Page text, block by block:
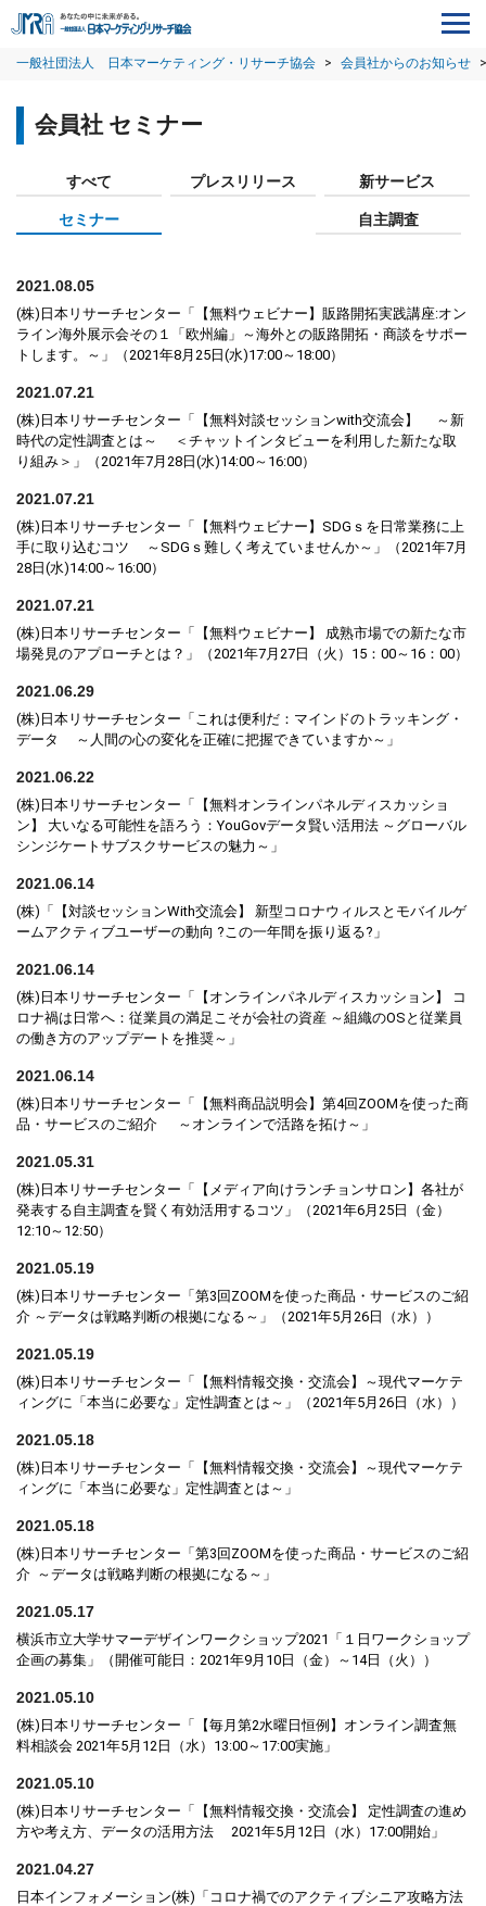
一般社団法人 日本マーケティング・リサーチ協会 > 会員社からのお知らせ >
会員社 セミナー
すべて プレスリリース 新サービス
セミナー 自主調査
2021.08.05
(株)日本リサーチセンター「【無料ウェビナー】販路開拓実践講座:オン
ライン海外展示会その１「欧州編」～海外との販路開拓・商談をサポー
トします。～」（2021年8月25日(水)17:00～18:00）
2021.07.21
(株)日本リサーチセンター「【無料対談セッションwith交流会】 ～新
時代の定性調査とは～ ＜チャットインタビューを利用した新たな取
り組み＞」（2021年7月28日(水)14:00～16:00）
2021.07.21
(株)日本リサーチセンター「【無料ウェビナー】SDGｓを日常業務に上
手に取り込むコツ ～SDGｓ難しく考えていませんか～」（2021年7月
28日(水)14:00～16:00）
2021.07.21
(株)日本リサーチセンター「【無料ウェビナー】 成熟市場での新たな市
場発見のアプローチとは？」（2021年7月27日（火）15：00～16：00）
2021.06.29
(株)日本リサーチセンター「これは便利だ：マインドのトラッキング・
データ ～人間の心の変化を正確に把握できていますか～」
2021.06.22
(株)日本リサーチセンター「【無料オンラインパネルディスカッショ
ン】 大いなる可能性を語ろう：YouGovデータ賢い活用法 ～グローバル
シンジケートサブスクサービスの魅力～」
2021.06.14
(株)「【対談セッションWith交流会】 新型コロナウィルスとモバイルゲ
ームアクティブユーザーの動向 ?この一年間を振り返る?」
2021.06.14
(株)日本リサーチセンター「【オンラインパネルディスカッション】 コ
ロナ禍は日常へ：従業員の満足こそが会社の資産 ～組織のOSと従業員
の働き方のアップデートを推奨～」
2021.06.14
(株)日本リサーチセンター「【無料商品説明会】第4回ZOOMを使った商
品・サービスのご紹介 ～オンラインで活路を拓け～」
2021.05.31
(株)日本リサーチセンター「【メディア向けランチョンサロン】各社が
発表する自主調査を賢く有効活用するコツ」（2021年6月25日（金）
12:10～12:50）
2021.05.19
(株)日本リサーチセンター「第3回ZOOMを使った商品・サービスのご紹
介 ～データは戦略判断の根拠になる～」（2021年5月26日（水））
2021.05.19
(株)日本リサーチセンター「【無料情報交換・交流会】～現代マーケテ
ィングに「本当に必要な」定性調査とは～」（2021年5月26日（水））
2021.05.18
(株)日本リサーチセンター「【無料情報交換・交流会】～現代マーケテ
ィングに「本当に必要な」定性調査とは～」
2021.05.18
(株)日本リサーチセンター「第3回ZOOMを使った商品・サービスのご紹
介 ～データは戦略判断の根拠になる～」
2021.05.17
横浜市立大学サマーデザインワークショップ2021「１日ワークショップ
企画の募集」（開催可能日：2021年9月10日（金）～14日（火））
2021.05.10
(株)日本リサーチセンター「【毎月第2水曜日恒例】オンライン調査無
料相談会 2021年5月12日（水）13:00～17:00実施」
2021.05.10
(株)日本リサーチセンター「【無料情報交換・交流会】 定性調査の進め
方や考え方、データの活用方法 2021年5月12日（水）17:00開始」
2021.04.27
日本インフォメーション(株)「コロナ禍でのアクティブシニア攻略方法